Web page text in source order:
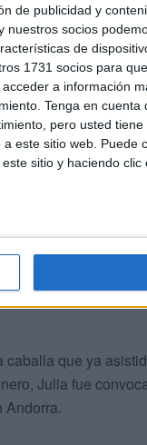
de publicidad y
nuestros socios
de
1731 socios para
a información
Tenga en cuenta
pero usted
este sitio web. Puede
sitio y haciendo
alto nivel
categoría cadete y
en
de kumite, Matías
que ya
Julia fue
Andorra.